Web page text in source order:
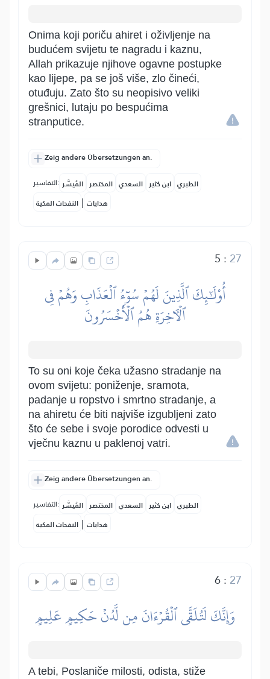
Onima koji poriču ahiret i oživljenje na
budućem svijetu te nagradu i kaznu,
Allah prikazuje njihove ogavne postupke
kao lijepe, pa se još više, zlo čineći,
otuđuju. Zato što su neopisivo veliki
grešnici, lutaju po bespućima
stranputice.
Zeig andere Übersetzungen an.
التفاسير: المُيسَّر المختصر السعدي ابن كثير الطبري
النفحات المكية | هدايات
5 : 27
أُوْلَٰٓئِكَ ٱلَّذِينَ لَهُمۡ سُوٓءُ ٱلۡعَذَابِ وَهُمۡ فِي
ٱلۡأٓخِرَةِ هُمُ ٱلۡأَخۡسَرُونَ
To su oni koje čeka užasno stradanje na
ovom svijetu: poniženje, sramota,
padanje u ropstvo i smrtno stradanje, a
na ahiretu će biti najviše izgubljeni zato
što će sebe i svoje porodice odvesti u
vječnu kaznu u paklenoj vatri.
Zeig andere Übersetzungen an.
التفاسير: المُيسَّر المختصر السعدي ابن كثير الطبري
النفحات المكية | هدايات
6: 27
وَإِنَّكَ لَتُلَقَّى ٱلۡقُرۡءَانَ مِن لَّدُنۡ حَكِيمٍ عَلِيمٍ
A tebi, Poslaniče milosti, odista, stiže